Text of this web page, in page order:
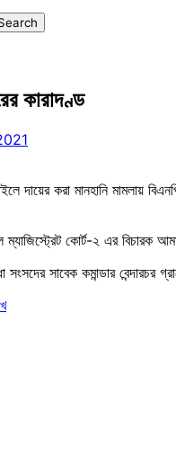
কারাদণ্ড
দায়ের করা মানহানি মামলায়
ম্যাজিস্ট্রেট কোর্ট-২ এর বিচারক
সাবেক কমান্ডার বেন্দারচর